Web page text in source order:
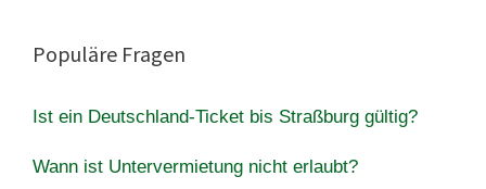
Populäre Fragen
Ist ein Deutschland-Ticket bis Straßburg gültig?
Wann ist Untervermietung nicht erlaubt?